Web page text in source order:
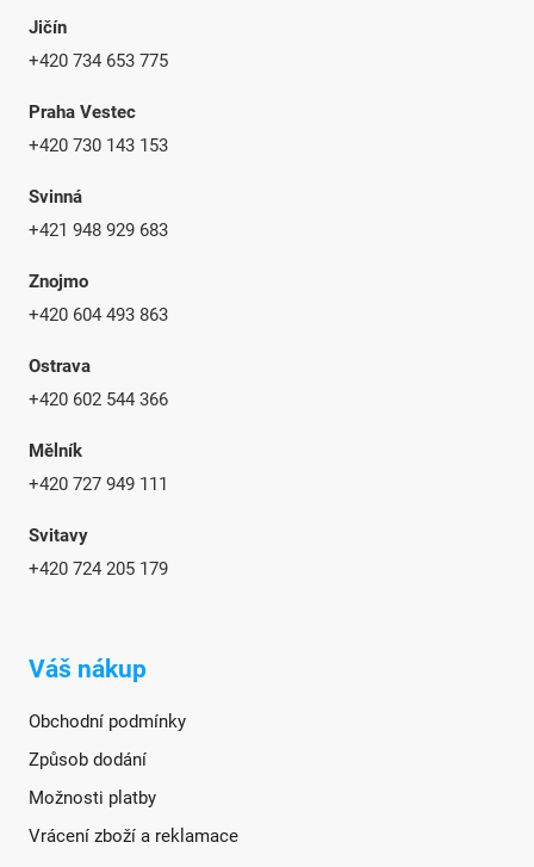
Jičín
+420 734 653 775
Praha Vestec
+420 730 143 153
Svinná
+421 948 929 683
Znojmo
+420 604 493 863
Ostrava
+420 602 544 366
Mělník
+420 727 949 111
Svitavy
+420 724 205 179
Váš nákup
Obchodní podmínky
Způsob dodání
Možnosti platby
Vrácení zboží a reklamace